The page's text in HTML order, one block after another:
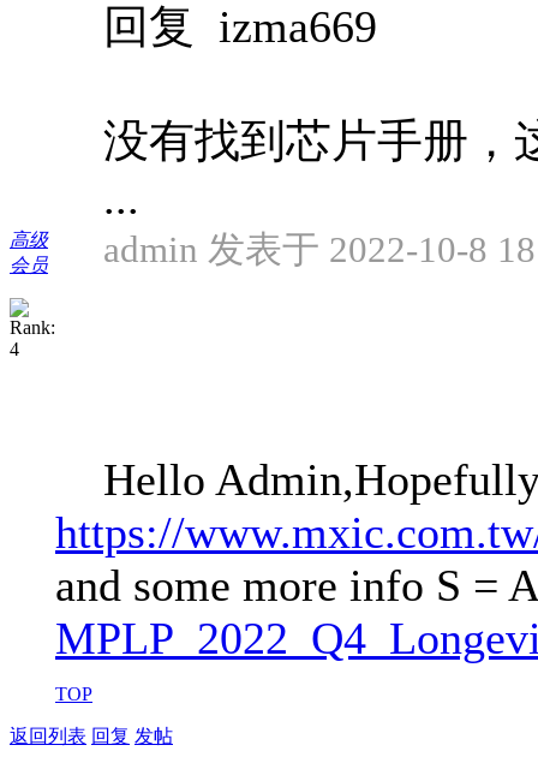
高级
会员
回复 izma669
没有找到芯片手册，
...
admin 发表于 2022-10-8
Hello
https://
and some more info S =
TOP
返回列表 回复 发帖